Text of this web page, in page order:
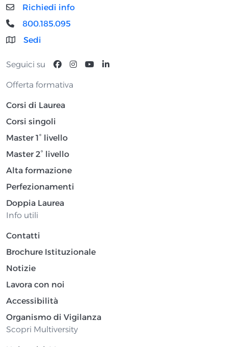
Richiedi info
800.185.095
Sedi
Seguici su
Offerta formativa
Corsi di Laurea
Corsi singoli
Master 1° livello
Master 2° livello
Alta formazione
Perfezionamenti
Doppia Laurea
Info utili
Contatti
Brochure Istituzionale
Notizie
Lavora con noi
Accessibilità
Organismo di Vigilanza
Scopri Multiversity